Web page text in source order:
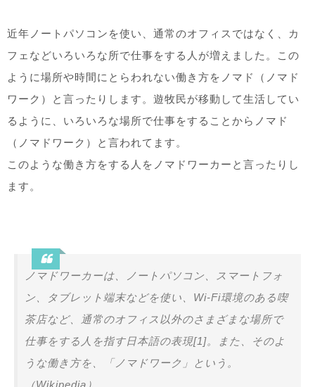
近年ノートパソコンを使い、通常のオフィスではなく、カ
フェなどいろいろな所で仕事をする人が増えました。この
ように場所や時間にとらわれない働き方をノマド（ノマド
ワーク）と言ったりします。遊牧民が移動して生活してい
るように、いろいろな場所で仕事をすることからノマド
（ノマドワーク）と言われてます。
このような働き方をする人をノマドワーカーと言ったりし
ます。
ノマドワーカーは、ノートパソコン、スマートフォ
ン、タブレット端末などを使い、Wi-Fi環境のある喫
茶店など、通常のオフィス以外のさまざまな場所で
仕事をする人を指す日本語の表現[1]。また、そのよ
うな働き方を、「ノマドワーク」という。
（Wikipedia）